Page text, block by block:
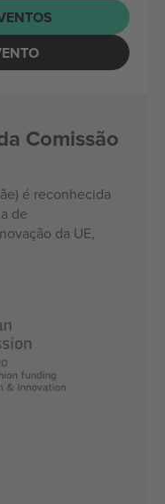
Comissão
é reconhecida
de
da UE,